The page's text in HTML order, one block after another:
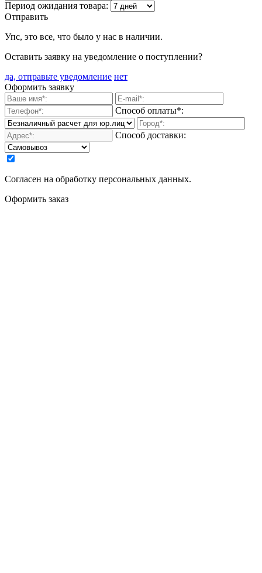
Период ожидания товара:
Отправить
Упс, это все, что было у нас в наличии.
Оставить заявку на уведомление о поступлении?
да, отправьте уведомление нет
Оформить заявку
Способ оплаты*:
Способ доставки:
Согласен на обработку персональных данных.
Оформить заказ